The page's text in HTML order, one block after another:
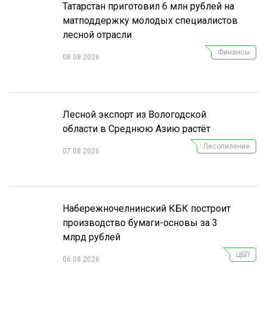
БЕЗОПАСНОЕ ПРОИЗВОДСТВО
СОРТИРОВКА ДРЕВЕСИНЫ
Татарстан приготовил 6 млн рублей на
матподдержку молодых специалистов
лесной отрасли
08.08.2026
Финансы
Лесной экспорт из Вологодской
области в Среднюю Азию растёт
07.08.2026
Лесопиление
Набережночелнинский КБК построит
производство бумаги-основы за 3
млрд рублей
06.08.2026
ЦБП